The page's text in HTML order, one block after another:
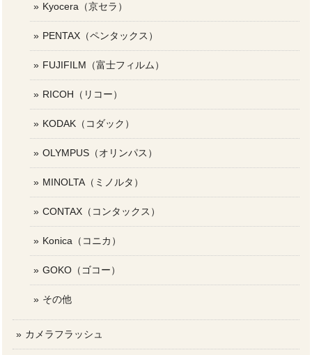
Kyocera（京セラ）
PENTAX（ペンタックス）
FUJIFILM（富士フィルム）
RICOH（リコー）
KODAK（コダック）
OLYMPUS（オリンパス）
MINOLTA（ミノルタ）
CONTAX（コンタックス）
Konica（コニカ）
GOKO（ゴコー）
その他
カメラフラッシュ